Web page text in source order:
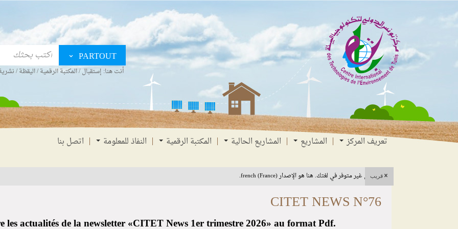
انتقل
القائمة
انتقال
المحتوى
الانتقال
البحث
PARTOUT
أنت هنا: إستقبال/المكتبة الرقمية/اليقظة/
تعريف المركز المشاريع المشاريع الحالية المكتبة الرقمية النفاذ للمعلومة اتصل بنا
هذا المحتوى غير متوفر في لغتك. هنا هو الإصدار french (France).
قريب
CITET NEWS N°76